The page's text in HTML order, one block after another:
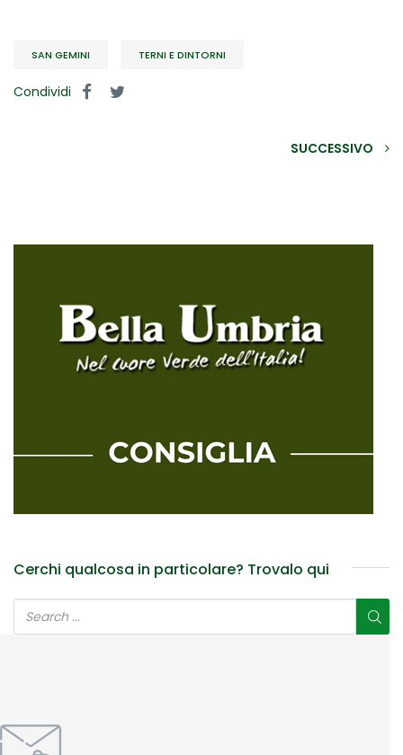
SAN GEMINI TERNI E DINTORNI
Condividi
SUCCESSIVO
Cerchi qualcosa in particolare? Trovalo qui